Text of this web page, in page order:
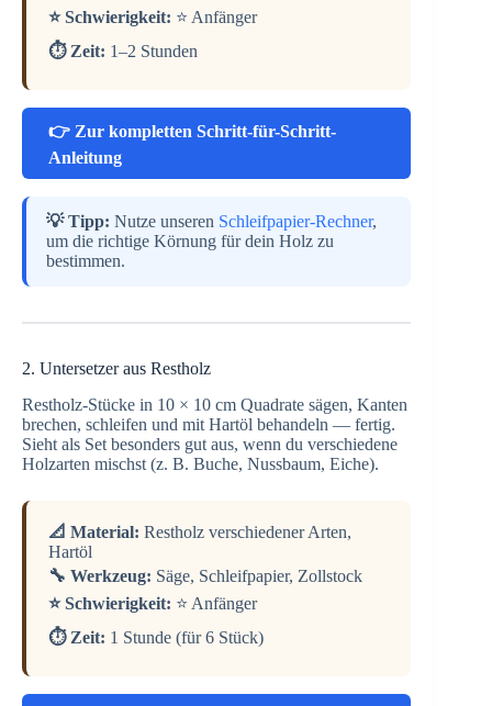
⭐ Schwierigkeit: ⭐ Anfänger
⏱️ Zeit: 1–2 Stunden
👉 Zur kompletten Schritt-für-Schritt-
Anleitung
💡 Tipp: Nutze unseren Schleifpapier-Rechner,
um die richtige Körnung für dein Holz zu
bestimmen.
2. Untersetzer aus Restholz
Restholz-Stücke in 10 × 10 cm Quadrate sägen, Kanten
brechen, schleifen und mit Hartöl behandeln — fertig.
Sieht als Set besonders gut aus, wenn du verschiedene
Holzarten mischst (z. B. Buche, Nussbaum, Eiche).
📐 Material: Restholz verschiedener Arten,
Hartöl
🔧 Werkzeug: Säge, Schleifpapier, Zollstock
⭐ Schwierigkeit: ⭐ Anfänger
⏱️ Zeit: 1 Stunde (für 6 Stück)